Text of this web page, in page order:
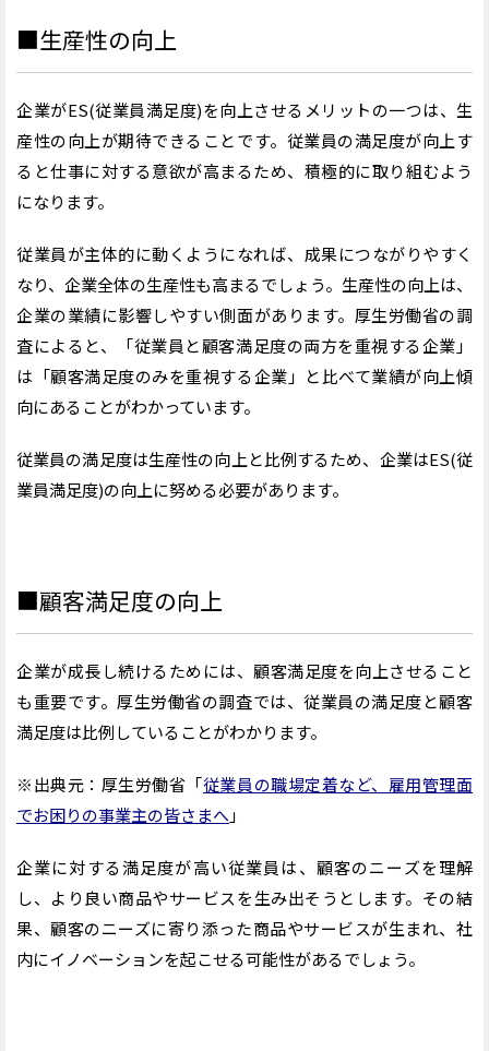
■生産性の向上
企業がES(従業員満足度)を向上させるメリットの一つは、生
産性の向上が期待できることです。従業員の満足度が向上す
ると仕事に対する意欲が高まるため、積極的に取り組むよう
になります。
従業員が主体的に動くようになれば、成果につながりやすく
なり、企業全体の生産性も高まるでしょう。生産性の向上は、
企業の業績に影響しやすい側面があります。厚生労働省の調
査によると、「従業員と顧客満足度の両方を重視する企業」
は「顧客満足度のみを重視する企業」と比べて業績が向上傾
向にあることがわかっています。
従業員の満足度は生産性の向上と比例するため、企業はES(従
業員満足度)の向上に努める必要があります。
■顧客満足度の向上
企業が成長し続けるためには、顧客満足度を向上させること
も重要です。厚生労働省の調査では、従業員の満足度と顧客
満足度は比例していることがわかります。
※出典元：厚生労働省「従業員の職場定着など、雇用管理面
でお困りの事業主の皆さまへ 」
企業に対する満足度が高い従業員は、顧客のニーズを理解
し、より良い商品やサービスを生み出そうとします。その結
果、顧客のニーズに寄り添った商品やサービスが生まれ、社
内にイノベーションを起こせる可能性があるでしょう。